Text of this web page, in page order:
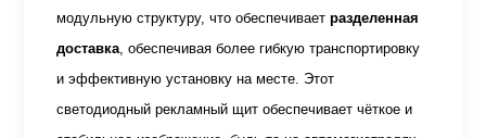
модульную структуру, что обеспечиваетразделенная
доставка , обеспечивая более гибкую транспортировку
и эффективную установку на месте. Этот
светодиодный рекламный щит обеспечивает чёткое и